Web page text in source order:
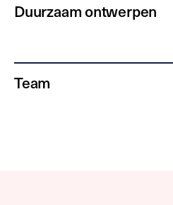
Duurzaam ontwerpen
Team